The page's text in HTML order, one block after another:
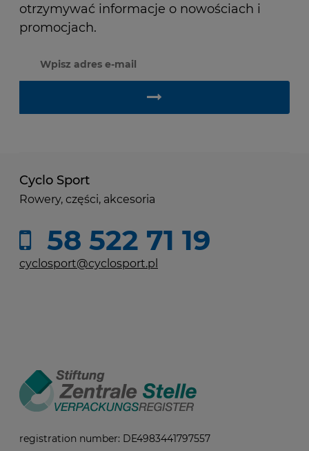
otrzymywać informacje o nowościach i
promocjach.
Cyclo Sport
Rowery, części, akcesoria
58 522 71 19
cyclosport@cyclosport.pl
registration number: DE4983441797557